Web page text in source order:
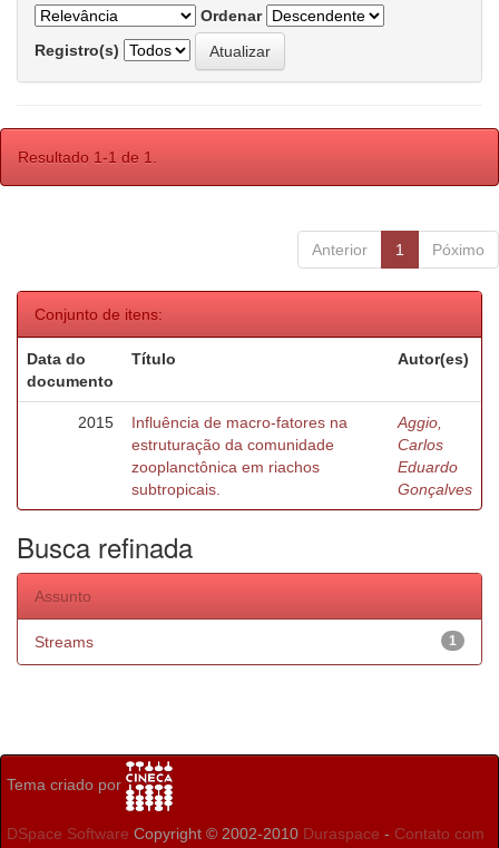
Ordenar
Registro(s)
Resultado 1-1 de 1.
Anterior 1 Póximo
Conjunto de itens:
Data do
documento
Título Autor(es)
2015
Influência de macro-fatores na
estruturação da comunidade
zooplanctônica em riachos
subtropicais.
Aggio,
Carlos
Eduardo
Gonçalves
Busca refinada
Assunto
1
Streams
Tema criado por
DSpace Software Copyright © 2002-2010 Duraspace - Contato com